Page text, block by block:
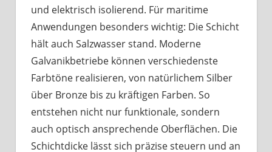
und elektrisch isolierend. Für maritime
Anwendungen besonders wichtig: Die Schicht
hält auch Salzwasser stand. Moderne
Galvanikbetriebe können verschiedenste
Farbtöne realisieren, von natürlichem Silber
über Bronze bis zu kräftigen Farben. So
entstehen nicht nur funktionale, sondern
auch optisch ansprechende Oberflächen. Die
Schichtdicke lässt sich präzise steuern und an